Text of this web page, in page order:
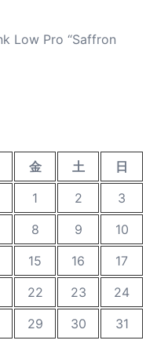
Low Pro “Saffron
金 土
日
1
2
3
8 9
10
15 16
17
22 23
24
29 30
31